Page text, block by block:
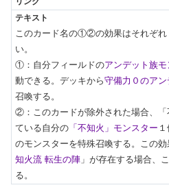
このカード名の①②の効果はそれぞれ
い。
①：自分フィールドのアンデット族
動できる。デッキから守備力０のア
召喚する。
②：このカードが除外された場合、
ている自分の 「不知火」モンスター
のモンスターを特殊召喚する。この
知火流 転生の陣 」が存在する場合、
る。